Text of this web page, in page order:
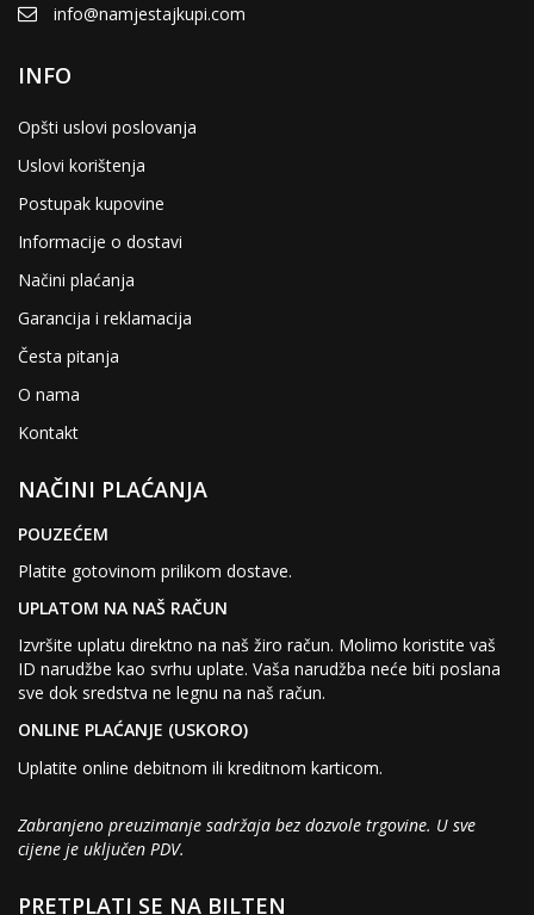
info@namjestajkupi.com
INFO
Opšti uslovi poslovanja
Uslovi korištenja
Postupak kupovine
Informacije o dostavi
Načini plaćanja
Garancija i reklamacija
Česta pitanja
O nama
Kontakt
NAČINI PLAĆANJA
POUZEĆEM
Platite gotovinom prilikom dostave.
UPLATOM NA NAŠ RAČUN
Izvršite uplatu direktno na naš žiro račun. Molimo koristite vaš
ID narudžbe kao svrhu uplate. Vaša narudžba neće biti poslana
sve dok sredstva ne legnu na naš račun.
ONLINE PLAĆANJE (USKORO)
Uplatite online debitnom ili kreditnom karticom.
Zabranjeno preuzimanje sadržaja bez dozvole trgovine. U sve
cijene je uključen PDV.
PRETPLATI SE NA BILTEN